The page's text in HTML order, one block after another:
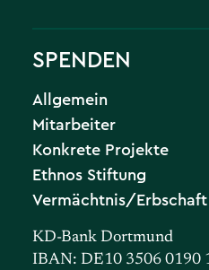
SPENDEN
Allgemein
Mitarbeiter
Konkrete Projekte
Ethnos Stiftung
Vermächtnis/Erbschaft
KD-Bank Dortmund
IBAN: DE10 3506 0190